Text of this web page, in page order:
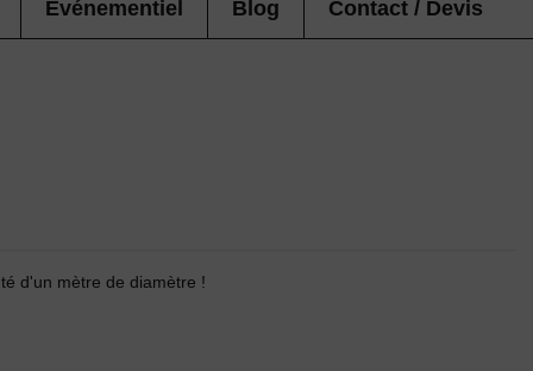
Evénementiel Blog Contact / Devis
d'un mètre de diamètre !